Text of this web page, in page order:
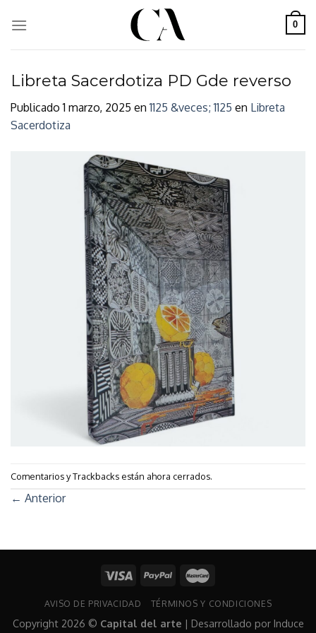
0
Libreta Sacerdotiza PD Gde reverso
Publicado1 marzo, 2025 en1125 &veces; 1125 en Libreta
Sacerdotiza
Comentarios y Trackbacks están ahora cerrados.
← Anterior
AVISO DE PRIVACIDAD TÉRMINOS Y CONDICIONES
Copyright 2026 © Capital del arte | Desarrollado por Induce